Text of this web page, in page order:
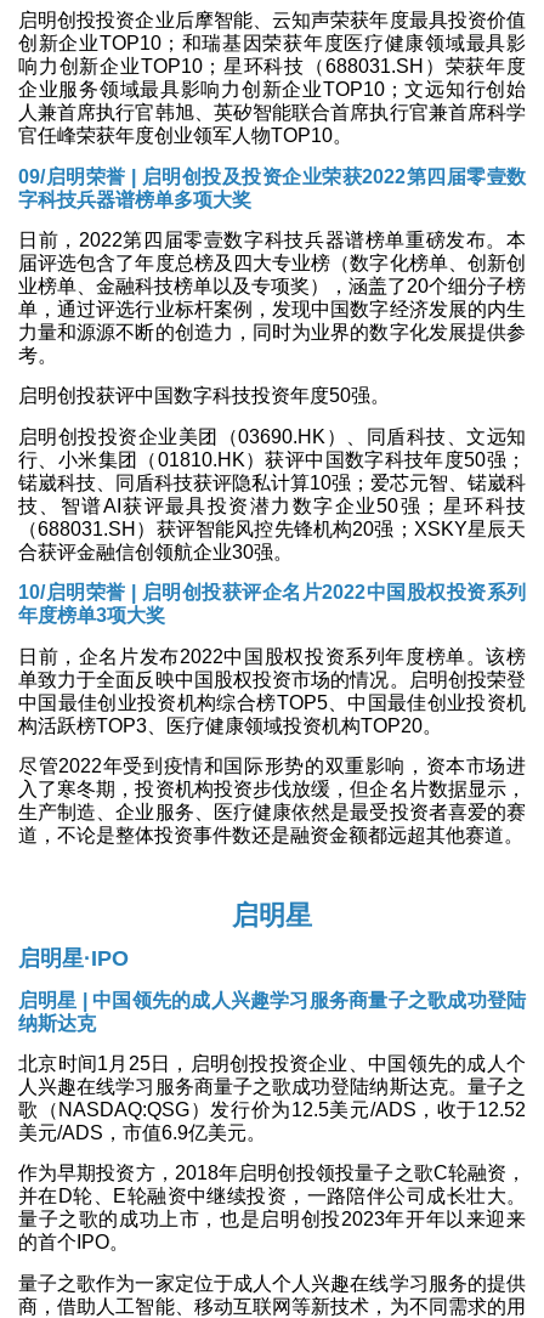
启明创投投资企业后摩智能、云知声荣获年度最具投资价值
创新企业TOP10；和瑞基因荣获年度医疗健康领域最具影
响力创新企业TOP10；星环科技（688031.SH ）荣获年度
企业服务领域最具影响力创新企业TOP10；文远知行创始
人兼首席执行官韩旭、英矽智能联合首席执行官兼首席科学
官任峰荣获年度创业领军人物TOP10。
09/启明荣誉 | 启明创投及投资企业荣获2022第四届零壹数
字科技兵器谱榜单多项大奖
日前，2022第四届零壹数字科技兵器谱榜单重磅发布。本
届评选包含了年度总榜及四大专业榜（数字化榜单、创新创
业榜单、金融科技榜单以及专项奖），涵盖了20个细分子榜
单，通过评选行业标杆案例，发现中国数字经济发展的内生
力量和源源不断的创造力，同时为业界的数字化发展提供参
考。
启明创投获评中国数字科技投资年度50强。
启明创投投资企业美团（03690.HK）、同盾科技、文远知
行、小米集团（01810.HK）获评中国数字科技年度50强；
锘崴科技、同盾科技获评隐私计算10强；爱芯元智、锘崴科
技、智谱AI获评最具投资潜力数字企业50强；星环科技
（688031.SH ）获评智能风控先锋机构20强；XSKY星辰天
合获评金融信创领航企业30强。
10/启明荣誉 | 启明创投获评企名片2022中国股权投资系列
年度榜单3项大奖
日前，企名片发布2022中国股权投资系列年度榜单。该榜
单致力于全面反映中国股权投资市场的情况。启明创投荣登
中国最佳创业投资机构综合榜TOP5、中国最佳创业投资机
构活跃榜TOP3、医疗健康领域投资机构TOP20。
尽管2022年受到疫情和国际形势的双重影响，资本市场进
入了寒冬期，投资机构投资步伐放缓，但企名片数据显示，
生产制造、企业服务、医疗健康依然是最受投资者喜爱的赛
道，不论是整体投资事件数还是融资金额都远超其他赛道。
启明星
启明星·IPO
启明星 | 中国领先的成人兴趣学习服务商量子之歌成功登陆
纳斯达克
北京时间1月25日，启明创投投资企业、中国领先的成人个
人兴趣在线学习服务商量子之歌成功登陆纳斯达克。量子之
歌（NASDAQ:QSG）发行价为12.5美元/ADS，收于12.52
美元/ADS，市值6.9亿美元。
作为早期投资方，2018年启明创投领投量子之歌C轮融资，
并在D轮、E轮融资中继续投资，一路陪伴公司成长壮大。
量子之歌的成功上市，也是启明创投2023年开年以来迎来
的首个IPO。
量子之歌作为一家定位于成人个人兴趣在线学习服务的提供
商，借助人工智能、移动互联网等新技术，为不同需求的用